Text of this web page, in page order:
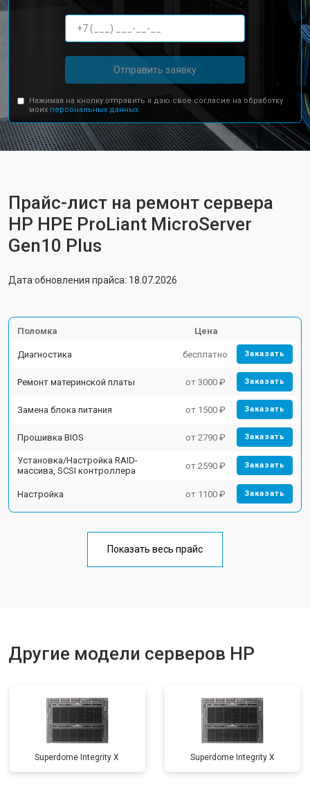
Отправить заявку
Нажимая на кнопку отправить я даю свое согласие на обработку
моих персональных данных.
Прайс-лист на ремонт сервера
HP HPE ProLiant MicroServer
Gen10 Plus
Дата обновления прайса: 18.07.2026
Поломка Цена
Диагностика бесплатно Заказать
Ремонт материнской платы от 3000 ₽ Заказать
Замена блока питания от 1500 ₽ Заказать
Прошивка BIOS от 2790 ₽ Заказать
Установка/Настройка RAID-
массива, SCSI контроллера
от 2590 ₽ Заказать
Настройка от 1100 ₽ Заказать
Показать весь прайс
Другие модели серверов HP
Superdome Integrity Х Superdome Integrity Х